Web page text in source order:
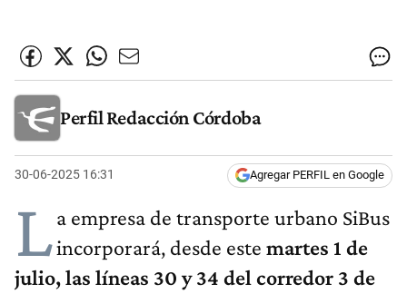
Perfil Redacción Córdoba
30-06-2025 16:31 Agregar PERFIL en Google
La empresa de transporte urbano SiBus
incorporará, desde este martes 1 de
julio, las líneas 30 y 34 del corredor 3 de